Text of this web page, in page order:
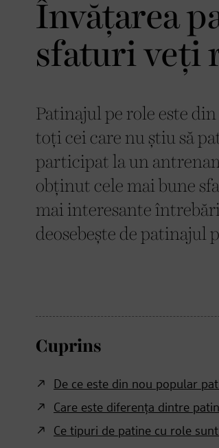
Învățarea
sfaturi veți
Patinajul pe role este
toți cei care nu știu să
participat la un
obținut cele mai bune
mai interesante
deosebește de patinajul
Cuprins
De ce este din nou popular
Care este diferența dintre
Ce tipuri de patine cu role